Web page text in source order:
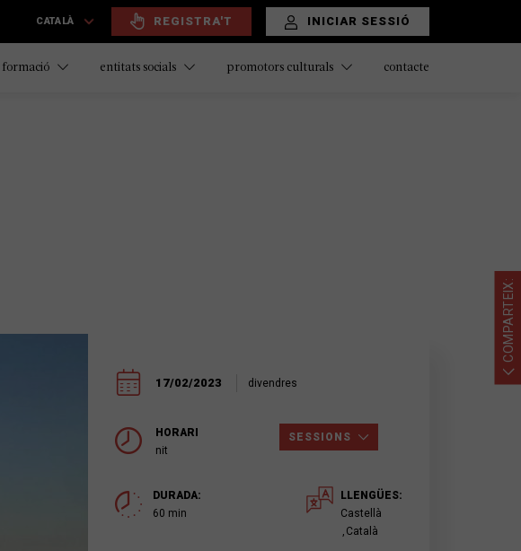
CATALÀ REGISTRA'T INICIAR SESSIÓ
formació entitats socials promotors culturals contacte
17/02/2023 divendres
HORARI
nit
SESSIONS
DURADA:
60 min
LLENGÜES:
Castellà
Català
COMPARTEIX: